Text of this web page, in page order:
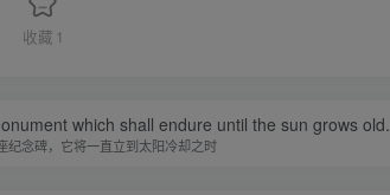
收藏 1
which shall endure until the sun grows old.
纪念碑，它将一直立到太阳冷却之时